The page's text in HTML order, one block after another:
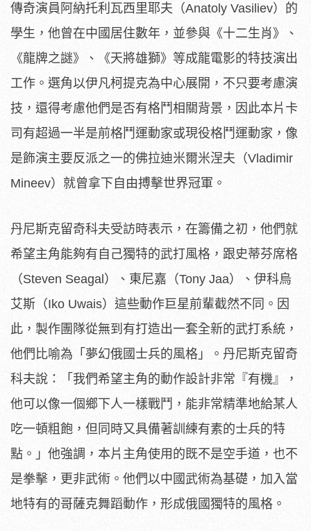
傳奇演員阿納托利瓦西里耶夫（Anatoly Vasiliev）的
學生，他曾在中國居住數年，並參與《十二生肖》、
《龍牌之謎》、《天將雄獅》 等成龍電影的特技演出
工作。選角以伊凡柯提克為中心展開， 不只要考慮演
技，還得考慮他們是否有格鬥相關背景， 因此本片卡
司有超過一半是前格鬥運動家或現役格鬥運動家， 像
是飾演主要反派之一的佛拉迪米爾米涅夫（Vladimir
Mineev）就曾拿下自由搏擊世界冠軍。
丹尼斯克留奇科夫受訪時表示，在籌備之初， 他們就
希望主角能夠有自己獨特的武打風格，跟史蒂芬席格
（Steven Seagal）、東尼嘉（Tony Jaa）、伊科烏
艾斯（Iko Uwais）這些動作巨星前輩截然不同。因
此， 製作團隊從無到有打造出一套全新的武打系統，
他們比喻為「 夢幻俄國士兵的風格」。丹尼斯克留奇
科夫說：「 我們希望主角的動作設計非常『有機』，
他可以像一個鄉下人一樣戰鬥，能非常精準地給某人
吃一頓粗飽， 但同時又具備著訓練有素的士兵的特
點。」他強調， 本片主角使用的既不是空手道，也不
是拳擊，更非武術。 他們以中國武術為基礎，加入當
地特有的哥薩克舞蹈動作， 形成俄國獨特的風格。